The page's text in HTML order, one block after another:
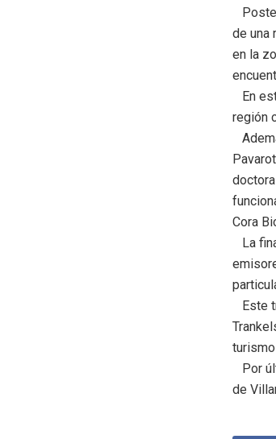
de una
en la
En
región
Cora
La
Este
Por
de